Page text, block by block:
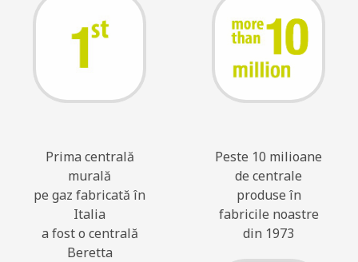
Prima centrală
murală
pe gaz fabricată în
Italia
a fost o centrală
Beretta
Peste 10 milioane
de centrale
produse în
fabricile noastre
din 1973